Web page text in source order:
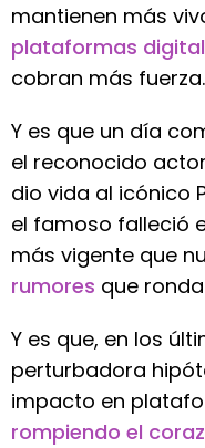
mantienen más
plataformas
cobran más fuerza.
Y es que un día
el reconocido actor
dio vida al icónico
el famoso falleció
más vigente que
rumores que
Y es que, en los
perturbadora
impacto en
rompiendo el